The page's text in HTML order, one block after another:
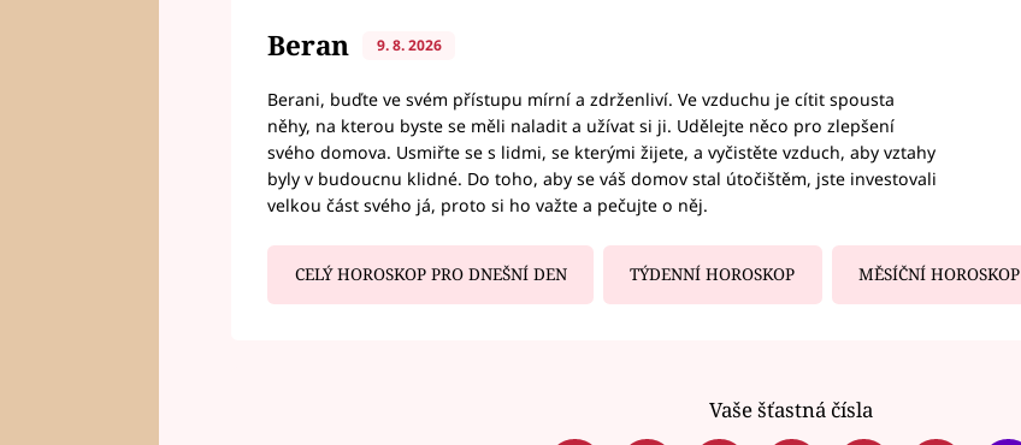
Beran 9. 8. 2026
Berani, buďte ve svém přístupu mírní a zdrženliví. Ve vzduchu je cítit spousta
něhy, na kterou byste se měli naladit a užívat si ji. Udělejte něco pro zlepšení
svého domova. Usmiřte se s lidmi, se kterými žijete, a vyčistěte vzduch, aby vztahy
byly v budoucnu klidné. Do toho, aby se váš domov stal útočištěm, jste investovali
velkou část svého já, proto si ho važte a pečujte o něj.
CELÝ HOROSKOP PRO DNEŠNÍ DEN TÝDENNÍ HOROSKOP MĚSÍČNÍ HOROSKOP
Vaše šťastná čísla